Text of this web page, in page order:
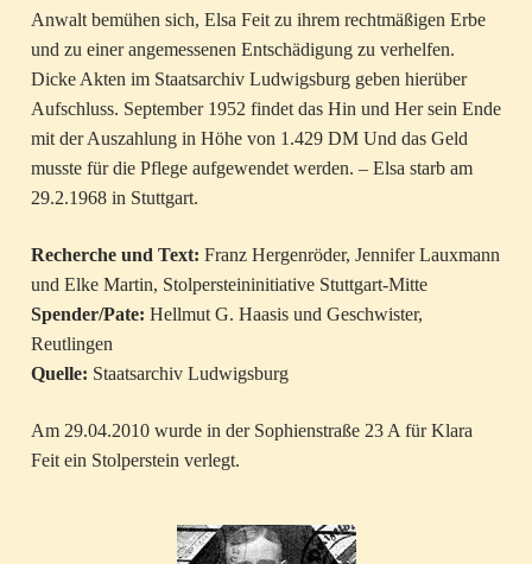
Anwalt bemühen sich, Elsa Feit zu ihrem rechtmäßigen Erbe
und zu einer angemessenen Entschädigung zu verhelfen.
Dicke Akten im Staatsarchiv Ludwigsburg geben hierüber
Aufschluss. September 1952 findet das Hin und Her sein Ende
mit der Auszahlung in Höhe von 1.429 DM Und das Geld
musste für die Pflege aufgewendet werden. – Elsa starb am
29.2.1968 in Stuttgart.
Recherche und Text: Franz Hergenröder, Jennifer Lauxmann
und Elke Martin, Stolpersteininitiative Stuttgart-Mitte
Spender/Pate: Hellmut G. Haasis und Geschwister,
Reutlingen
Quelle: Staatsarchiv Ludwigsburg
Am 29.04.2010 wurde in der Sophienstraße 23 A für Klara
Feit ein Stolperstein verlegt.